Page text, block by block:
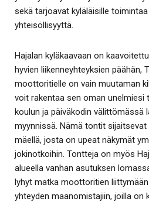
sekä tarjoavat kyläläisille
yhteisöllisyyttä.
Hajalan kyläkaavaan on
hyvien liikenneyhteyksien päähän,
moottoritielle on vain muutaman
voit rakentaa sen oman unelmiesi
koulun ja päiväkodin välittömässä
myynnissä. Nämä tontit
mäellä, josta on upeat näkymät
jokinotkoihin. Tontteja on myös
alueella vanhan asutuksen
lyhyt matka moottoritien
yhteyden maanomistajiin, joilla on